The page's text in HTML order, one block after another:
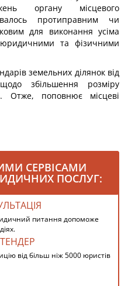
органу місцевого
протиправним чи
для виконання усіма
юридичними та фізичними
земельних ділянок від
збільшення розміру
Отже, поповнює місцеві
СЕРВІСАМИ
ПОСЛУГ:
питання допоможе
від більш ніж 5000 юристів